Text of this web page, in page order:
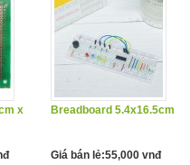
x
Breadboard 5.4x16.5cm
Giá bán lẻ:55,000 vnđ